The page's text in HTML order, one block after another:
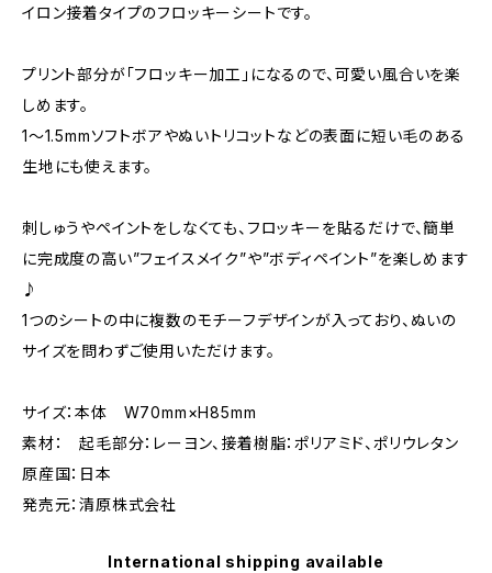
イロン接着タイプのフロッキーシートです。
プリント部分が「フロッキー加工」になるので、可愛い風合いを楽
しめます。
1〜1.5mmソフトボアやぬいトリコットなどの表面に短い毛のある
生地にも使えます。
刺しゅうやペイントをしなくても、フロッキーを貼るだけで、簡単
に完成度の高い”フェイスメイク”や”ボディペイント”を楽しめます
♪
1つのシートの中に複数のモチーフデザインが入っており、ぬいの
サイズを問わずご使用いただけます。
サイズ：本体 W70mm×H85mm
素材： 起毛部分：レーヨン、接着樹脂：ポリアミド、ポリウレタン
原産国：日本
発売元：清原株式会社
International shipping available